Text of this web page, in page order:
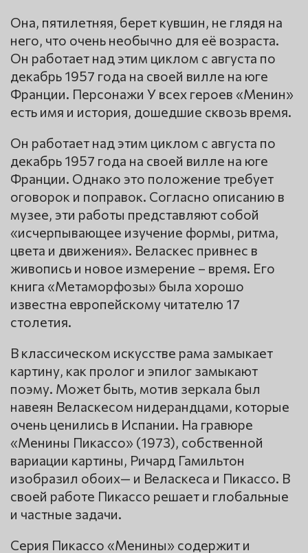
Она, пятилетняя, берет кувшин, не глядя на
него, что очень необычно для её возраста.
Он работает над этим циклом с августа по
декабрь 1957 года на своей вилле на юге
Франции. Персонажи У всех героев «Менин»
есть имя и история, дошедшие сквозь время.
Он работает над этим циклом с августа по
декабрь 1957 года на своей вилле на юге
Франции. Однако это положение требует
оговорок и поправок. Согласно описанию в
музее, эти работы представляют собой
«исчерпывающее изучение формы, ритма,
цвета и движения». Веласкес привнес в
живопись и новое измерение – время. Его
книга «Метаморфозы» была хорошо
известна европейскому читателю 17
столетия.
В классическом искусстве рама замыкает
картину, как пролог и эпилог замыкают
поэму. Может быть, мотив зеркала был
навеян Веласкесом нидерандцами, которые
очень ценились в Испании. На гравюре
«Менины Пикассо» (1973), собственной
вариации картины, Ричард Гамильтон
изобразил обоих— и Веласкеса и Пикассо. В
своей работе Пикассо решает и глобальные
и частные задачи.
Серия Пикассо «Менины» содержит и